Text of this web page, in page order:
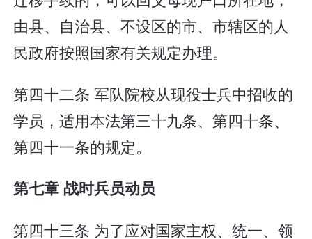
由县、自治县、不设区的市、市辖区的人
民政府按照国家有关规定办理。
第四十二条 军队院校从现役士兵中招收的
学员，适用本法第三十九条、第四十条、
第四十一条的规定。
第七章 战时兵员动员
第四十三条 为了应对国家主权、统一、领